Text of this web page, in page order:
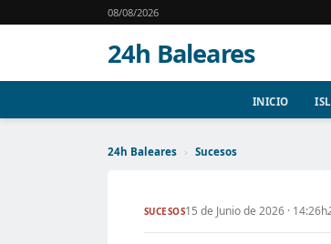
08/08/2026
24h Baleares
INICIO
24h Baleares › Sucesos
SUCESOS15 de Junio de 2026 · 14:26h